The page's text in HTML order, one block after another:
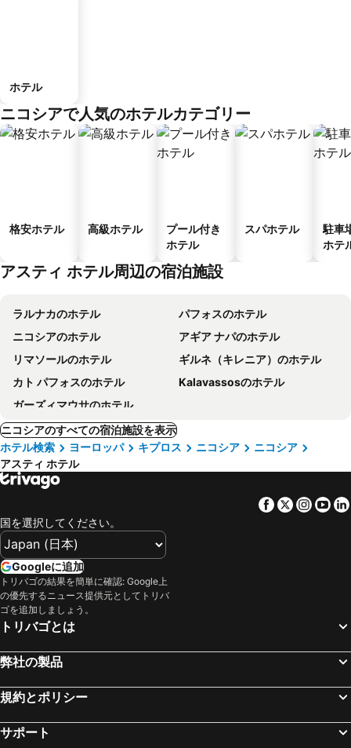
ホテル
ニコシアで人気のホテルカテゴリー
格安ホテル 高級ホテル
プール付き
ホテル
スパホテル
駐車
ホテ
アスティ ホテル周辺の宿泊施設
ラルナカのホテル
パフォスのホテル
ニコシアのホテル
アギア ナパのホテル
リマソールのホテル
ギルネ（キレニア）のホテル
カト パフォスのホテル
Kalavassosのホテル
ガーズィマウサのホテル
ニコシアのすべての宿泊施設を表示
ホテル検索
ヨーロッパ キプロス ニコシア
ニコシア
アスティ ホテル
Facebook
Twitter
国を選択してください。
Googleに追加
トリバゴの結果を簡単に確認: Google上
の優先するニュース提供元としてトリバ
ゴを追加しましょう。
トリバゴとは
弊社の製品
規約とポリシー
サポート